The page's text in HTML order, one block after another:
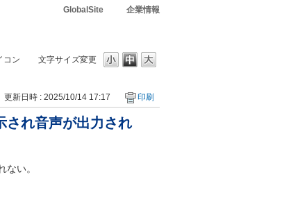
GlobalSite 企業情報
文字サイズ変更
コン
更新日時 : 2025/10/14 17:17 印刷
され音声が出力され
い。